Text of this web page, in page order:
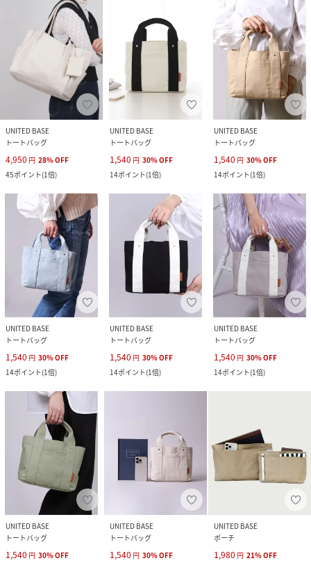
UNITED BASE
トートバッグ
4,950 円 28%OFF
45ポイント(1倍)
UNITED BASE
トートバッグ
1,540 円 30%OFF
14ポイント(1倍)
UNITED BASE
トートバッグ
1,540 円 30%OFF
14ポイント(1倍)
UNITED BASE
トートバッグ
1,540 円 30%OFF
14ポイント(1倍)
UNITED BASE
トートバッグ
1,540 円 30%OFF
14ポイント(1倍)
UNITED BASE
トートバッグ
1,540 円 30%OFF
14ポイント(1倍)
UNITED BASE
トートバッグ
1,540 円 30%OFF
UNITED BASE
トートバッグ
1,540 円 30%OFF
UNITED BASE
ポーチ
1,980 円 21%OFF